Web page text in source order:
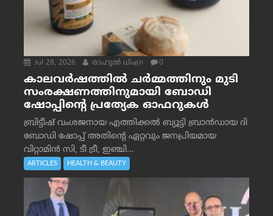
Jul 28, 2026 രാഹുല്‍ ധിംഗ്ര 0
കാലവർഷത്തിൽ ചർമ്മത്തിനും മുടി
സംരക്ഷണത്തിനുമായി ബോഡി
ഷോപ്പിന്റെ പ്രത്യേക ഓഫറുകൾ
ബ്രിട്ടീഷ് വംശജനായ എത്തിക്കൽ ബ്യൂട്ടി ബ്രാൻഡായ ദി
ബോഡി ഷോപ്പ് അതിന്റെ ഏറ്റവും ജനപ്രിയമായ
വിറ്റാമിൻ സി, ടീ ട്രീ, ഇഞ്ചി...
ARTICLES HEALTH & BEAUTY